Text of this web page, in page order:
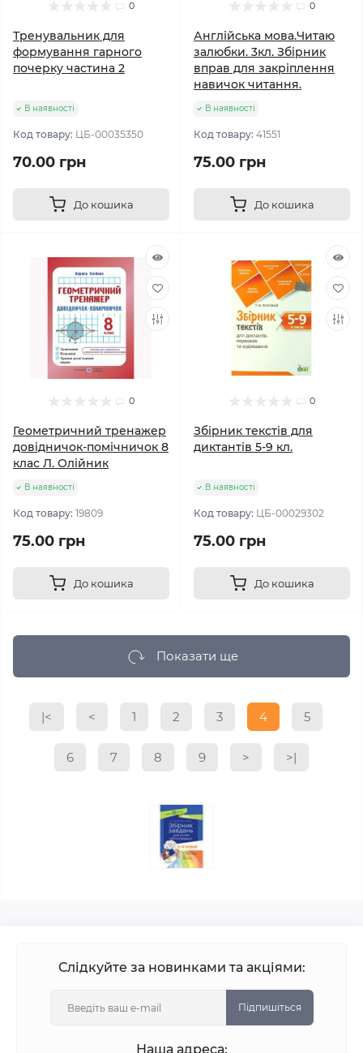
0
Тренувальник для
формування гарного
почерку частина 2
В наявності
Код товару: ЦБ-00035350
70.00 грн
До кошика
0
Англійська мова.Читаю
залюбки. 3кл. Збірник
вправ для закріплення
навичок читання.
В наявності
Код товару: 41551
75.00 грн
До кошика
0
Геометричний тренажер
довідничок-помічничок 8
клас Л. Олійник
В наявності
Код товару: 19809
75.00 грн
До кошика
0
Збірник текстів для
диктантів 5-9 кл.
В наявності
Код товару: ЦБ-00029302
75.00 грн
До кошика
Показати ще
|< < 1 2 3 4 5
6 7 8 9 > >|
Слідкуйте за новинками та акціями:
Підпишіться
Наша адреса: